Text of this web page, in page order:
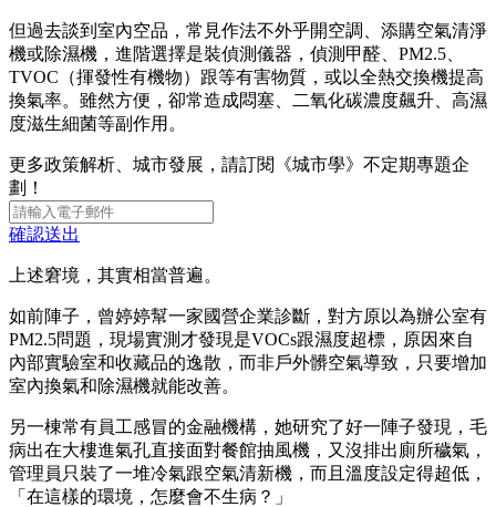
但過去談到室內空品，常見作法不外乎開空調、添購空氣清淨
機或除濕機，進階選擇是裝偵測儀器，偵測甲醛、PM2.5、
TVOC（揮發性有機物）跟等有害物質，或以全熱交換機提高
換氣率。雖然方便，卻常造成悶塞、二氧化碳濃度飆升、高濕
度滋生細菌等副作用。
更多政策解析、城市發展，請訂閱《城市學》不定期專題企
劃！
確認送出
上述窘境，其實相當普遍。
如前陣子，曾婷婷幫一家國營企業診斷，對方原以為辦公室有
PM2.5問題，現場實測才發現是VOCs跟濕度超標，原因來自
內部實驗室和收藏品的逸散，而非戶外髒空氣導致，只要增加
室內換氣和除濕機就能改善。
另一棟常有員工感冒的金融機構，她研究了好一陣子發現，毛
病出在大樓進氣孔直接面對餐館抽風機，又沒排出廁所穢氣，
管理員只裝了一堆冷氣跟空氣清新機，而且溫度設定得超低，
「在這樣的環境，怎麼會不生病？」